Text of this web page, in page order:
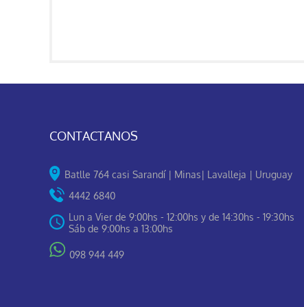
CONTACTANOS
Batlle 764 casi Sarandí | Minas| Lavalleja | Uruguay
4442 6840
Lun a Vier de 9:00hs - 12:00hs y de 14:30hs - 19:30hs
Sáb de 9:00hs a 13:00hs
098 944 449